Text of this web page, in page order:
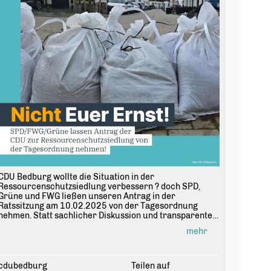
Bedburg wollte die Situation in der
Ressourcenschutzsiedlung verbessern ? doch SPD,
und FWG ließen unseren Antrag in der
Ratssitzung am 10.02.2025 von der Tagesordnung
Statt sachlicher Diskussion und transparenter
Abstimmung gab es ein politisches Machtspiel auf dem
Rücken der betroffenen Bürgerinnen und Bürger.
und verlässlicher Kommunikation
mehr
Teilen auf